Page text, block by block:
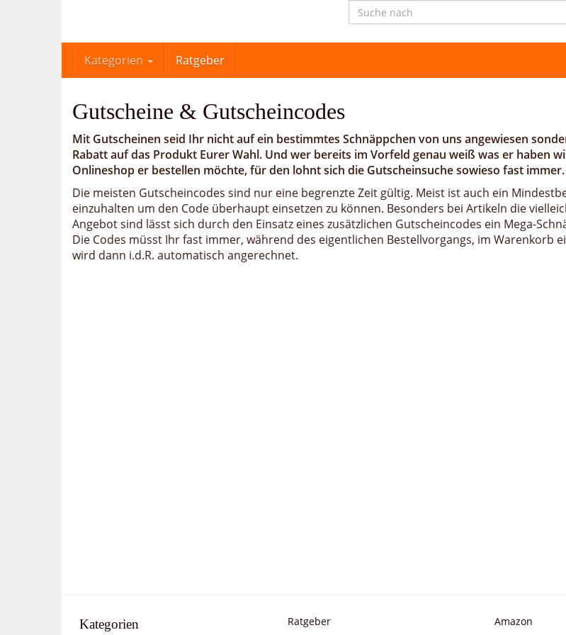
Kategorien Ratgeber
Gutscheine & Gutscheincodes
Mit Gutscheinen seid Ihr nicht auf ein bestimmtes Schnäppchen von uns angewiesen
Rabatt auf das Produkt Eurer Wahl. Und wer bereits im Vorfeld genau weiß was er haben
Onlineshop er bestellen möchte, für den lohnt sich die Gutscheinsuche sowieso fast immer.
Die meisten Gutscheincodes sind nur eine begrenzte Zeit gültig. Meist ist auch ein
einzuhalten um den Code überhaupt einsetzen zu können. Besonders bei Artikeln die
Angebot sind lässt sich durch den Einsatz eines zusätzlichen Gutscheincodes ein Mega-
Die Codes müsst Ihr fast immer, während des eigentlichen Bestellvorgangs, im Warenkorb
wird dann i.d.R. automatisch angerechnet.
Kategorien Ratgeber Amazon